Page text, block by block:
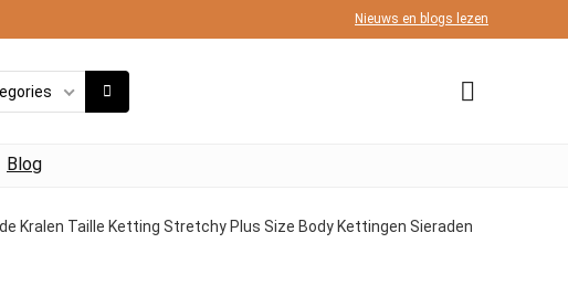
Nieuws en blogs lezen
Blog
Kralen Taille Ketting Stretchy Plus Size Body Kettingen Sieraden